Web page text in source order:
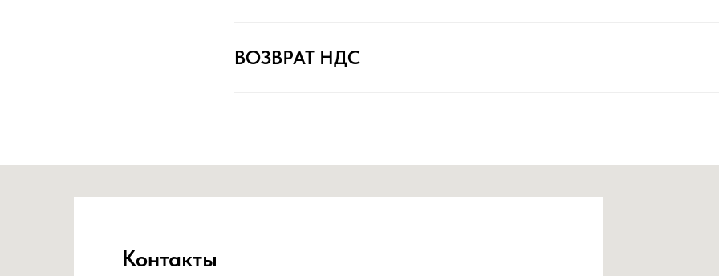
ВОЗВРАТ НДС
Контакты